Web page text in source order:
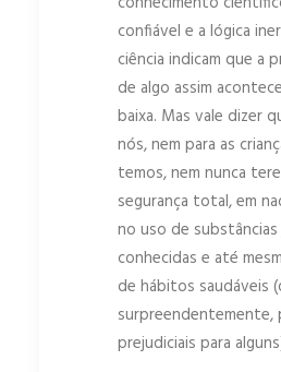
confiável e a lógica
ciência indicam que a
de algo assim
baixa. Mas vale dizer
nós, nem para as
temos, nem nunca
segurança total, em
no uso de substâncias
conhecidas e até
de hábitos saudáveis
surpreendentemente,
prejudiciais para